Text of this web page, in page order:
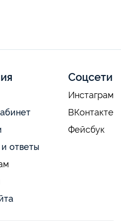
ответы
Соцсети
Инстаграм
ВКонтакте
Фейсбук